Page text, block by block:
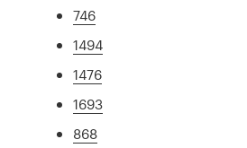
746
1494
1476
1693
868